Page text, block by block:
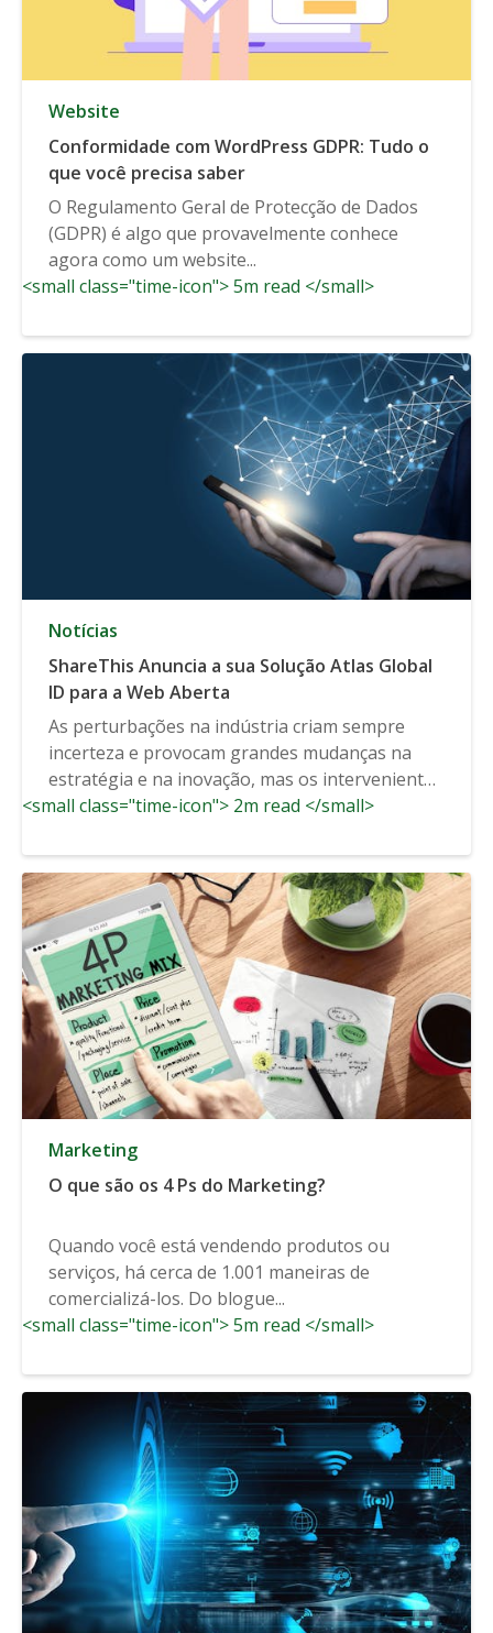
Website
Conformidade com WordPress GDPR: Tudo o
que você precisa saber
O Regulamento Geral de Protecção de Dados
(GDPR) é algo que provavelmente conhece
agora como um website...
<small class="time-icon"> 5m read </small>
Notícias
ShareThis Anuncia a sua Solução Atlas Global
ID para a Web Aberta
As perturbações na indústria criam sempre
incerteza e provocam grandes mudanças na
estratégia e na inovação, mas os intervenientes
activos...
<small class="time-icon"> 2m read </small>
Marketing
O que são os 4 Ps do Marketing?
Quando você está vendendo produtos ou
serviços, há cerca de 1.001 maneiras de
comercializá-los. Do blogue...
<small class="time-icon"> 5m read </small>